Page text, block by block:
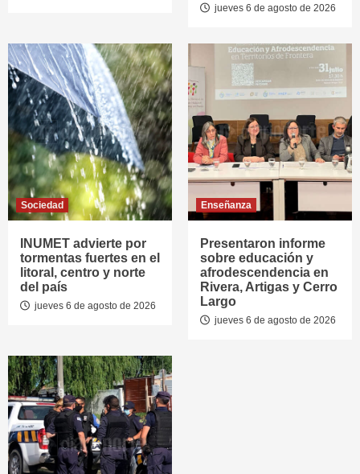
jueves 6 de agosto de 2026
Sociedad
INUMET advierte por
tormentas fuertes en el
litoral, centro y norte
del país
jueves 6 de agosto de 2026
Enseñanza
Presentaron informe
sobre educación y
afrodescendencia en
Rivera, Artigas y Cerro
Largo
jueves 6 de agosto de 2026